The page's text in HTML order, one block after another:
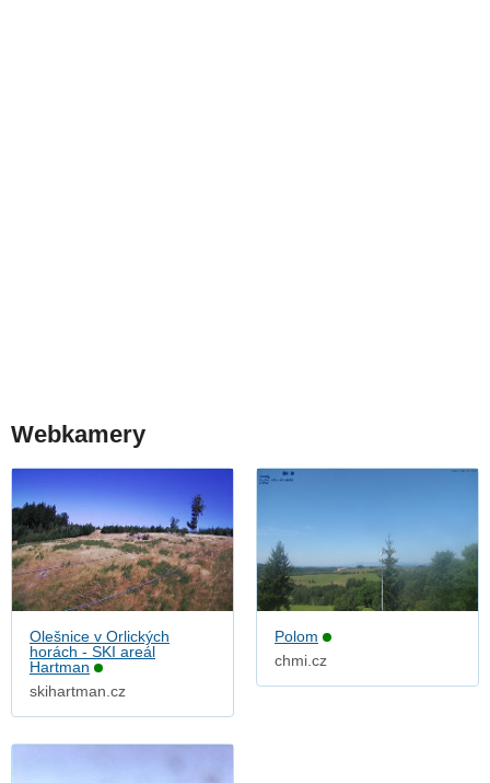
Webkamery
Olešnice v Orlických
horách - SKI areál
Hartman
skihartman.cz
Polom
chmi.cz